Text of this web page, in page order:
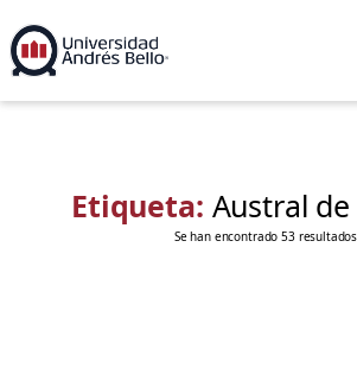
Etiqueta: Austral
Se han encontrado 53 resultados